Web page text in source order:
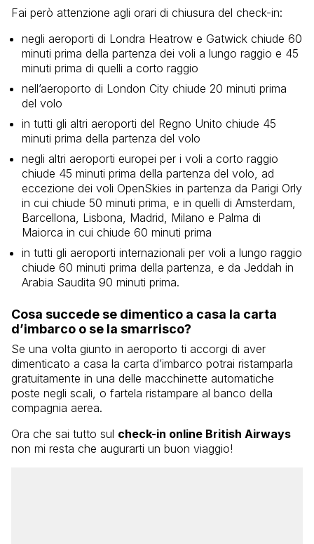
Fai però attenzione agli orari di chiusura del check-in:
negli aeroporti di Londra Heatrow e Gatwick chiude 60
minuti prima della partenza dei voli a lungo raggio e 45
minuti prima di quelli a corto raggio
nell’aeroporto di London City chiude 20 minuti prima
del volo
in tutti gli altri aeroporti del Regno Unito chiude 45
minuti prima della partenza del volo
negli altri aeroporti europei per i voli a corto raggio
chiude 45 minuti prima della partenza del volo, ad
eccezione dei voli OpenSkies in partenza da Parigi Orly
in cui chiude 50 minuti prima, e in quelli di Amsterdam,
Barcellona, Lisbona, Madrid, Milano e Palma di
Maiorca in cui chiude 60 minuti prima
in tutti gli aeroporti internazionali per voli a lungo raggio
chiude 60 minuti prima della partenza, e da Jeddah in
Arabia Saudita 90 minuti prima.
Cosa succede se dimentico a casa la carta
d’imbarco o se la smarrisco?
Se una volta giunto in aeroporto ti accorgi di aver
dimenticato a casa la carta d’imbarco potrai ristamparla
gratuitamente in una delle macchinette automatiche
poste negli scali, o fartela ristampare al banco della
compagnia aerea.
Ora che sai tutto sul check-in online British Airways
non mi resta che augurarti un buon viaggio!